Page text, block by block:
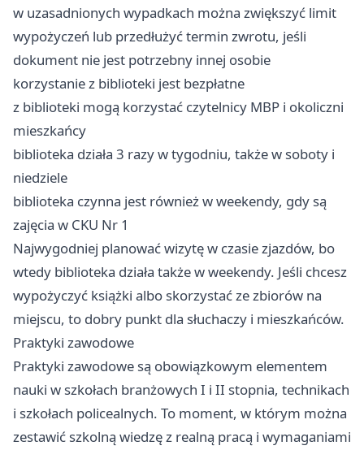
w uzasadnionych wypadkach można zwiększyć limit
wypożyczeń lub przedłużyć termin zwrotu, jeśli
dokument nie jest potrzebny innej osobie
korzystanie z biblioteki jest bezpłatne
z biblioteki mogą korzystać czytelnicy MBP i okoliczni
mieszkańcy
biblioteka działa 3 razy w tygodniu, także w soboty i
niedziele
biblioteka czynna jest również w weekendy, gdy są
zajęcia w CKU Nr 1
Najwygodniej planować wizytę w czasie zjazdów, bo
wtedy biblioteka działa także w weekendy. Jeśli chcesz
wypożyczyć książki albo skorzystać ze zbiorów na
miejscu, to dobry punkt dla słuchaczy i mieszkańców.
Praktyki zawodowe
Praktyki zawodowe są obowiązkowym elementem
nauki w szkołach branżowych I i II stopnia, technikach
i szkołach policealnych. To moment, w którym można
zestawić szkolną wiedzę z realną pracą i wymaganiami